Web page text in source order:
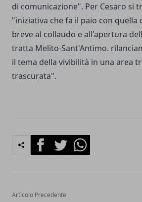
di comunicazione". Per Cesaro si
"iniziativa che fa il paio con quella
breve al collaudo e all'apertura
tratta Melito-Sant'Antimo.
il tema della vivibilità in una area
trascurata".
FacebookTwitterWhatsapp
Articolo Precedente